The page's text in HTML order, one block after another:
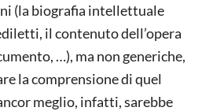
(la biografia intellettuale
il contenuto dell’opera
…), ma non generiche,
la comprensione di quel
meglio, infatti, sarebbe